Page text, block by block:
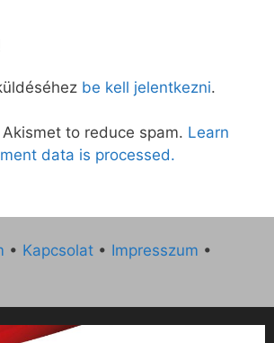
be kell jelentkezni.
to reduce spam. Learn
data is processed.
• Kapcsolat • Impresszum •